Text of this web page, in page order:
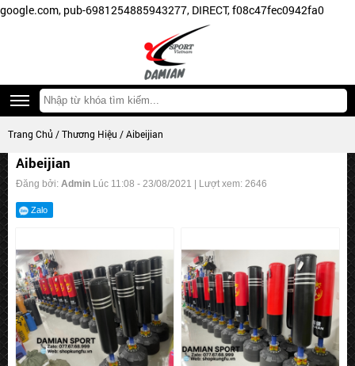
google.com, pub-6981254885943277, DIRECT, f08c47fec0942fa0
Trang Chủ /Thương Hiệu / Aibeijian
Aibeijian
Đăng bởi: Admin Lúc 11:08 - 23/08/2021 | Lượt xem: 2646
Zalo